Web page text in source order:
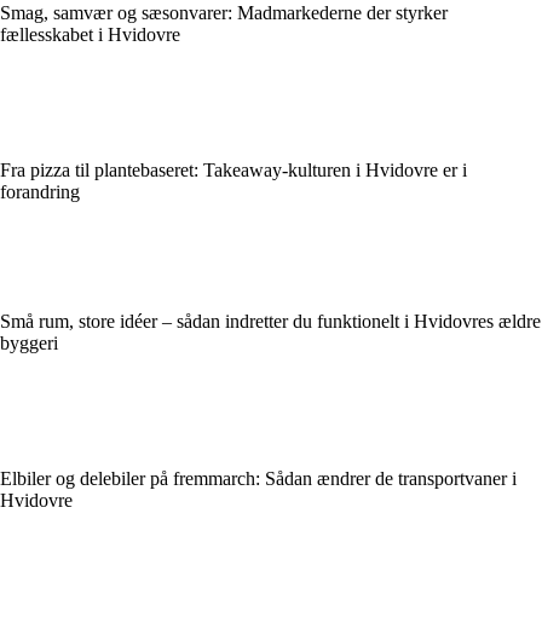
Smag, samvær og sæsonvarer: Madmarkederne der styrker
fællesskabet i Hvidovre
Fra pizza til plantebaseret: Takeaway-kulturen i Hvidovre er i
forandring
Små rum, store idéer – sådan indretter du funktionelt i Hvidovres ældre
byggeri
Elbiler og delebiler på fremmarch: Sådan ændrer de transportvaner i
Hvidovre